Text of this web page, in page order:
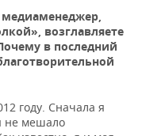
возглавляете
в последний
году. Сначала я
не мешало